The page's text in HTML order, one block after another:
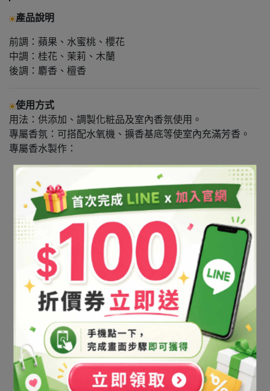
產品說明
前調：蘋果、水蜜桃、櫻花
中調：桂花、茉莉、木蘭
後調：麝香、檀香
使用方式
用法：供添加、調製化粧品及室內香氛使用。
專屬香氛：可搭配水氧機、擴香基底等使室內充滿芳香。
專屬香水製作：